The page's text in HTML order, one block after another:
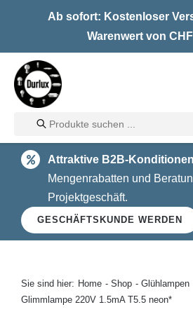
Ab sofort: Kostenloser
Warenwert von
Home
LED
Halogen
Glühlampen
Kontakt
Products
search
Attraktive B2B-Konditionen
Mengenrabatten und
Projektgeschäft.
GESCHÄFTSKUNDE WERDEN
Sie sind hier: Home Shop Glühlampen
Glimmlampe 220V 1.5mA T5.5 neon*